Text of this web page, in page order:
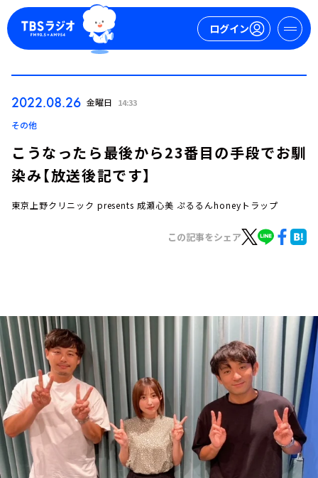
ログイン
お知らせ
イベント・グッズ
YouTube
会社情報
2022.08.26 金曜日 14:33
その他
こうなったら最後から23番目の手段でお馴
染み【放送後記です】
東京上野クリニック presents 成瀬心美 ぷるるんhoneyトラップ
この記事をシェア